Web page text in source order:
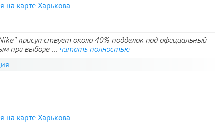
на карте Харькова
присутствует около 40% подделок под официальный
при выборе ... читать полностью
на карте Харькова